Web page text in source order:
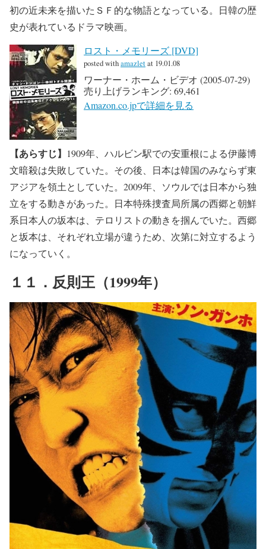
初の近未来を描いたＳＦ的な物語となっている。日韓の歴
史が表れているドラマ映画。
ロスト・メモリーズ [DVD]
posted withamazletat 19.01.08
ワーナー・ホーム・ビデオ (2005-07-29)
売り上げランキング: 69,461
Amazon.co.jpで詳細を見る
【あらすじ】 1909年、ハルビン駅での安重根による伊藤博
文暗殺は失敗していた。その後、日本は韓国のみならず東
アジアを領土としていた。2009年、ソウルでは日本から独
立をする動きがあった。日本特殊捜査局所属の西郷と朝鮮
系日本人の坂本は、テロリストの動きを掴んでいた。西郷
と坂本は、それぞれ立場が違うため、次第に対立するよう
になっていく。
１１．反則王（1999年）